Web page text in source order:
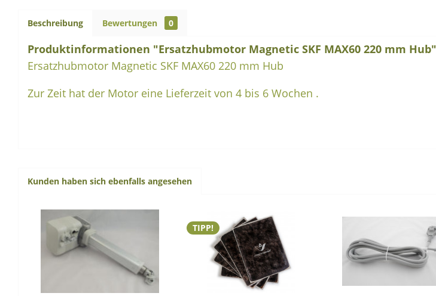
Beschreibung Bewertungen 0
Produktinformationen "Ersatzhubmotor Magnetic SKF MAX60 220 mm Hub"
Ersatzhubmotor Magnetic SKF MAX60 220 mm Hub
Zur Zeit hat der Motor eine Lieferzeit von 4 bis 6 Wochen .
Kunden haben sich ebenfalls angesehen
TIPP!